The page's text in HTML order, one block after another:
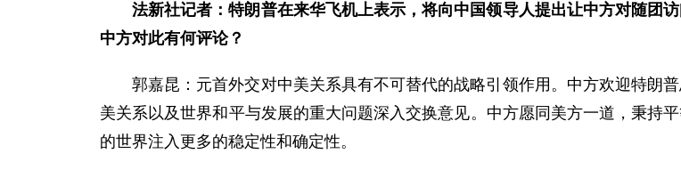
法新社记者：特朗普在来华飞机上表示，将向中国领导人提出让中方对随团
中方对此有何评论？
郭嘉昆：元首外交对中美关系具有不可替代的战略引领作用。中方欢迎特朗
美关系以及世界和平与发展的重大问题深入交换意见。中方愿同美方一道，秉持
的世界注入更多的稳定性和确定性。